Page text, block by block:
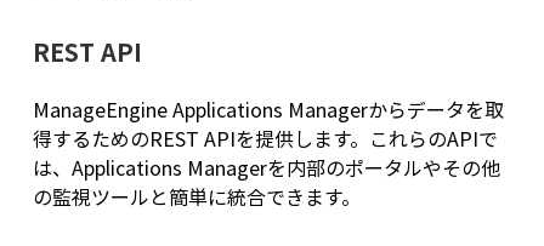
REST API
ManageEngine Applications Managerからデータを取
得するためのREST APIを提供します。これらのAPIで
は、Applications Managerを内部のポータルやその他
の監視ツールと簡単に統合できます。